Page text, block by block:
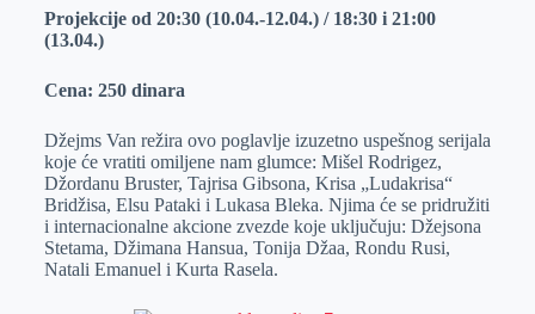
Projekcije od 20:30 (10.04.-12.04.) / 18:30 i 21:00
(13.04.)
Cena: 250 dinara
Džejms Van režira ovo poglavlje izuzetno uspešnog serijala
koje će vratiti omiljene nam glumce: Mišel Rodrigez,
Džordanu Bruster, Tajrisa Gibsona, Krisa „Ludakrisa“
Bridžisa, Elsu Pataki i Lukasa Bleka. Njima će se pridružiti
i internacionalne akcione zvezde koje uključuju: Džejsona
Stetama, Džimana Hansua, Tonija Džaa, Rondu Rusi,
Natali Emanuel i Kurta Rasela.